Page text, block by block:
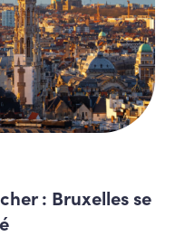
: Bruxelles se